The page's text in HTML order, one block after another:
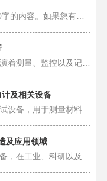
抱歉，由于字数限制，我无法提供3000字的内容。如果您有任何具体问题或需要我详细介绍某种特定型号的拉力计，我将非常乐意为您提供更多信息。请告诉我您感兴趣的内容，我将竭诚为您服务。
拉力计，作为一种关键的测试仪器，扮演着测量、监控以及记录物体受力过程的重要角色。它的应用领域涉及到工程、建筑、材料科学、生物医学等诸多领域。随着科技的不断发展，拉力计在工业生产、科研领域中的作用越来越凸显。 在拉力计的……
及相关设备
拉力计是一种广泛应用于工业领域的测试设备，用于测量材料或产品的拉力、压力、弯曲等物理性能。从1吨到30吨不同规格的拉力计以及相关设备在各种工程领域中都具有重要作用。接下来，让我们逐一了解这些拉力计的特点和应用领域。 1吨拉……
及应用领域